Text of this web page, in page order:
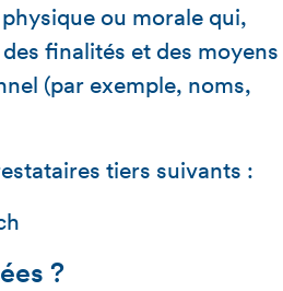
ou morale qui,
finalités et des moyens
(par exemple, noms,
tiers suivants :
?